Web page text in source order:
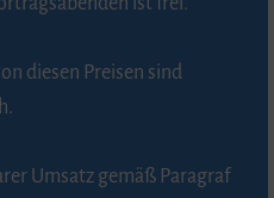
diesen Preisen sind
Umsatz gemäß Paragraf